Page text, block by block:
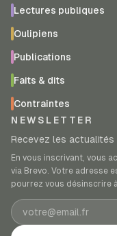
Lectures publiques
Oulipiens
Publications
Faits & dits
Contraintes
NEWSLETTER
Recevez les actualités
En vous inscrivant, vous
via Brevo. Votre adresse
pourrez vous désinscrire
Adresse e-mail